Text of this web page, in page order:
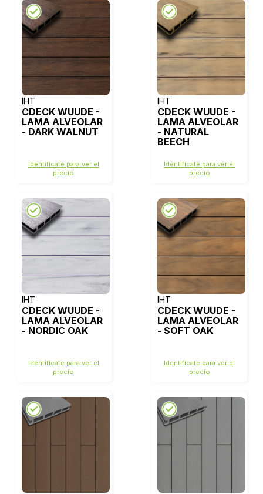
IHT
CDECK WUUDE -
LAMA ALVEOLAR
- DARK WALNUT
Identifícate para ver el
precio
IHT
CDECK WUUDE -
LAMA ALVEOLAR
- NATURAL
BEECH
Identifícate para ver el
precio
IHT
CDECK WUUDE -
LAMA ALVEOLAR
- NORDIC OAK
Identifícate para ver el
precio
IHT
CDECK WUUDE -
LAMA ALVEOLAR
- SOFT OAK
Identifícate para ver el
precio